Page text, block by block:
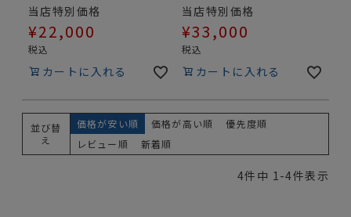
当店特別価格
¥22,000
税込
カートに入れる
当店特別価格
¥33,000
税込
カートに入れる
並び替
え
価格が安い順 価格が高い順
優先度順
レビュー順
新着順
4件中 1-4件表示